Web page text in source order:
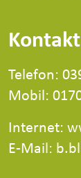
Kontakt
Telefon:
Mobil:
Internet:
E-Mail: